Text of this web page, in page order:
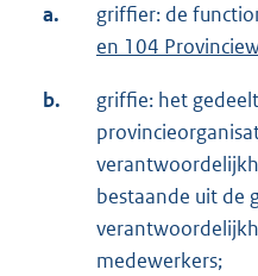
a. griffier: de
en 104
b.
griffie: het
bestaande uit de
medewerkers;